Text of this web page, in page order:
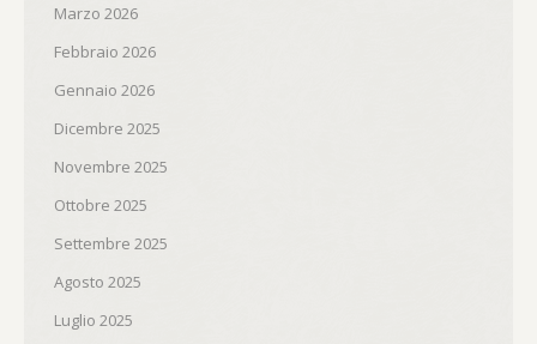
Marzo 2026
Febbraio 2026
Gennaio 2026
Dicembre 2025
Novembre 2025
Ottobre 2025
Settembre 2025
Agosto 2025
Luglio 2025